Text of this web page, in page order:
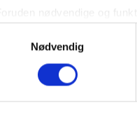
Foruden nødvendige og
med henblik på
VVS-Shoppen.dk bruger
Hvis du accepterer alle
Nødvendig